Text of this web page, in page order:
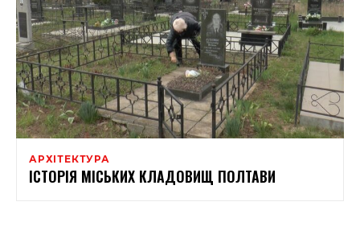
АРХІТЕКТУРА
ІСТОРІЯ МІСЬКИХ КЛАДОВИЩ ПОЛТАВИ